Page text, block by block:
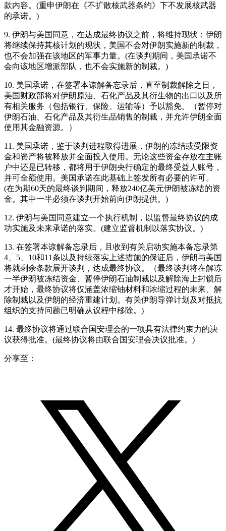
款内容。(重申伊朗在《不扩散核武器条约》下不发展核武器
的承诺。)
9. 伊朗与美国同意，在达成最终协议之前，将维持现状：伊朗
将继续保持其核计划的现状，美国不会对伊朗实施新的制裁，
也不会加强在该地区的军事力量。(在谈判期间，美国承诺不
会向该地区增派部队，也不会实施新的制裁。)
10. 美国承诺，在签署本谅解备忘录后，直至制裁解除之日，
美国财政部将对伊朗原油、石化产品及其衍生物的出口以及所
有相关服务（包括银行、保险、运输等）予以豁免。（暂停对
伊朗石油、石化产品及其衍生品销售的制裁，并允许伊朗全面
使用其金融资源。）
11. 美国承诺，鉴于谈判进程取得进展，伊朗的冻结或受限资
金和资产将被释放并全面投入使用。无论这些资金存放在主账
户中还是已转移，都将用于伊朗央行确定的最终受益人账号，
并可全额使用。美国承诺在此基础上签发所有必要的许可。
(在为期60天的最终谈判期间，释放240亿美元伊朗被冻结的资
金。其中一半必须在谈判开始前向伊朗提供。)
12. 伊朗与美国同意建立一个执行机制，以监督最终协议的成
功实施及未来承诺的落实。(建立监督机制以落实协议。)
13. 在签署本谅解备忘录后，且收到有关启动实施本备忘录第
4、5、10和11条以及持续落实上述措施的保证后，伊朗与美国
将就剩余条款展开谈判，达成最终协议。（最终谈判将在解冻
一半伊朗被冻结资金、暂停伊朗石油制裁以及解除海上封锁后
才开始，最终协议将仅涵盖浓缩铀材料和浓缩过程的未来、解
除制裁以及伊朗的经济重建计划。有关伊朗导弹计划及对抵抗
组织的支持问题已明确从议程中移除。)
14. 最终协议将通过联合国安理会的一项具有法律约束力的决
议获得批准。(最终协议将由联合国安理会决议批准。)
分享至：